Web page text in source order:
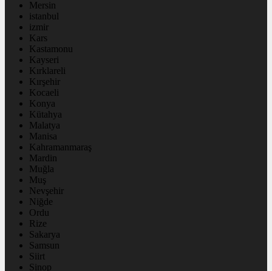
Mersin
istanbul
izmir
Kars
Kastamonu
Kayseri
Kırklareli
Kırşehir
Kocaeli
Konya
Kütahya
Malatya
Manisa
Kahramanmaraş
Mardin
Muğla
Muş
Nevşehir
Niğde
Ordu
Rize
Sakarya
Samsun
Siirt
Sinop